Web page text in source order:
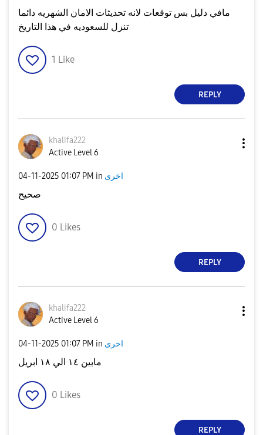
مافي دليل بس توقعات لانه تحديثات الامان الشهريه دائما
تنزل للسعوديه في هذا التاريخ
1 Like
REPLY
khalifa222
Active Level 6
‎04-11-2025 01:07 PM in اخرى
صحيح
0 Likes
REPLY
khalifa222
Active Level 6
‎04-11-2025 01:07 PM in اخرى
مابين ١٤ الي ١٨ ابريل
0 Likes
REPLY